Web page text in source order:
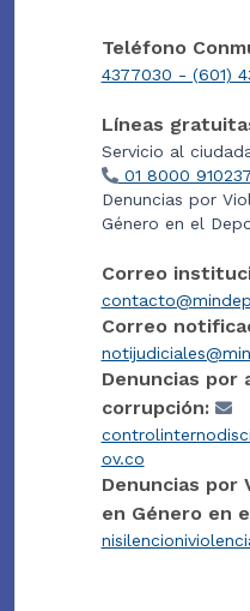
Teléfono
4377030 - (601)
Líneas
Servicio al
01 8000 910237
Denuncias por
Género en el
Correo
Correo
Denuncias por
corrupción:
ov.co
Denuncias por
en Género en